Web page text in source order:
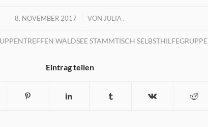
8. NOVEMBER 2017
/ VON JULIA .
WALDSEE STAMMTISCH SELBSTHILFEGRUPPE
Eintrag teilen